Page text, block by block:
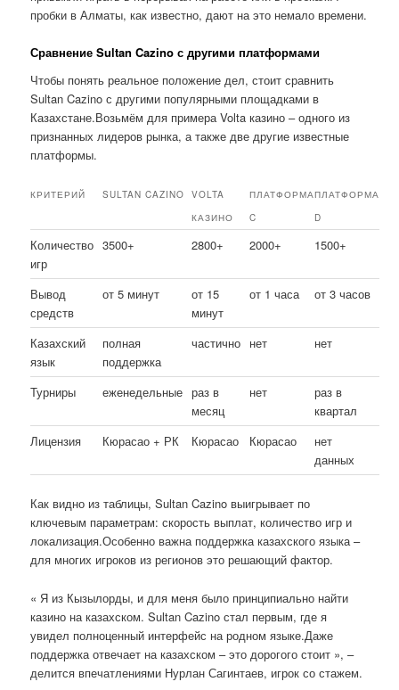
пробки в Алматы, как известно, дают на это немало времени.
Сравнение Sultan Cazino с другими платформами
Чтобы понять реальное положение дел, стоит сравнить
Sultan Cazino с другими популярными площадками в
Казахстане.Возьмём для примера Volta казино – одного из
признанных лидеров рынка, а также две другие известные
платформы.
КРИТЕРИЙ SULTAN CAZINO
VOLTA
КАЗИНО
ПЛАТФОРМА
C
ПЛАТФОРМА
D
Количество
игр
3500+ 2800+ 2000+ 1500+
Вывод
средств
от 5 минут
от 15
минут
от 1 часа от 3 часов
Казахский
язык
полная
поддержка
частично нет нет
Турниры еженедельные раз в
месяц
нет
раз в
квартал
Лицензия
Кюрасао + РК Кюрасао Кюрасао
нет
данных
Как видно из таблицы, Sultan Cazino выигрывает по
ключевым параметрам: скорость выплат, количество игр и
локализация.Особенно важна поддержка казахского языка –
для многих игроков из регионов это решающий фактор.
« Я из Кызылорды, и для меня было принципиально найти
казино на казахском. Sultan Cazino стал первым, где я
увидел полноценный интерфейс на родном языке.Даже
поддержка отвечает на казахском – это дорогого стоит », –
делится впечатлениями Нурлан Сагинтаев, игрок со стажем.